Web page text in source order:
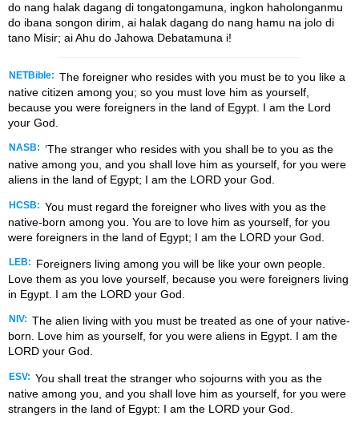
do nang halak dagang di tongatongamuna, ingkon haholonganmu
do ibana songon dirim, ai halak dagang do nang hamu na jolo di
tano Misir; ai Ahu do Jahowa Debatamuna i!
NETBible: The foreigner who resides with you must be to you like a
native citizen among you; so you must love him as yourself,
because you were foreigners in the land of Egypt. I am the Lord
your God.
NASB: ‘The stranger who resides with you shall be to you as the
native among you, and you shall love him as yourself, for you were
aliens in the land of Egypt; I am the LORD your God.
HCSB: You must regard the foreigner who lives with you as the
native-born among you. You are to love him as yourself, for you
were foreigners in the land of Egypt; I am the LORD your God.
LEB:
Foreigners living among you will be like your own people.
Love them as you love yourself, because you were foreigners living
in Egypt. I am the LORD your God.
NIV: The alien living with you must be treated as one of your native-
born. Love him as yourself, for you were aliens in Egypt. I am the
LORD your God.
ESV: You shall treat the stranger who sojourns with you as the
native among you, and you shall love him as yourself, for you were
strangers in the land of Egypt: I am the LORD your God.